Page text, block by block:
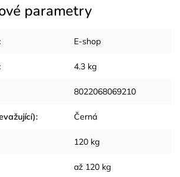
parametry
E-shop
4.3 kg
8022068069210
: Černá
120 kg
až 120 kg